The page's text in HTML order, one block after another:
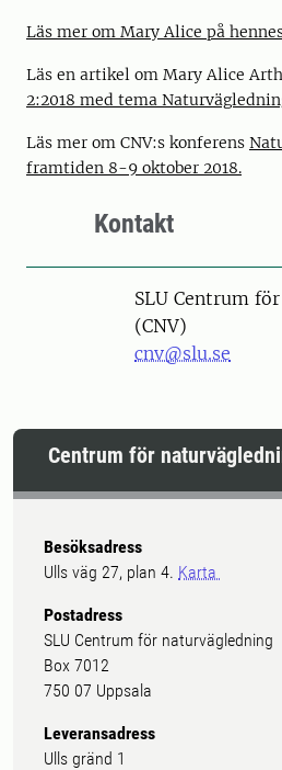
Läs mer om Mary Alice på
Läs en artikel om Mary Alice
2:2018 med tema
Läs mer om CNV:s konferens
framtiden 8-9 oktober 2018.
Kontakt
SLU Centrum
(CNV)
cnv@slu.se
Centrum för
Besöksadress
Ulls väg 27, plan 4. Karta
Postadress
SLU Centrum för naturvägledning
Box 7012
750 07 Uppsala
Leveransadress
Ulls gränd 1